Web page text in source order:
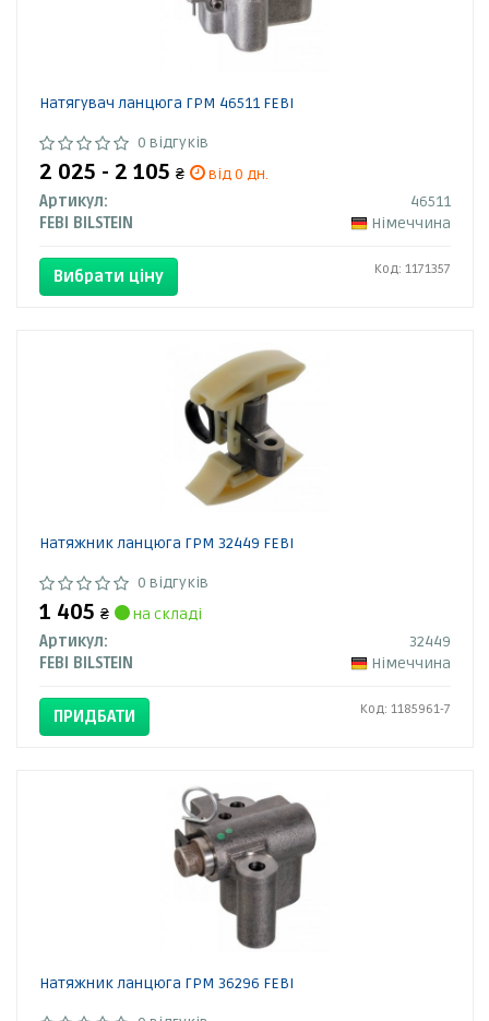
Натягувач ланцюга ГРМ 46511 FEBI
0 відгуків
2 025 - 2 105 ₴
від 0 дн.
Артикул:
46511
FEBI BILSTEIN
Німеччина
Вибрати ціну Код: 1171357
Натяжник ланцюга ГРМ 32449 FEBI
0 відгуків
1 405 ₴
на складі
Артикул:
32449
FEBI BILSTEIN
Німеччина
ПРИДБАТИ Код: 1185961-7
Натяжник ланцюга ГРМ 36296 FEBI